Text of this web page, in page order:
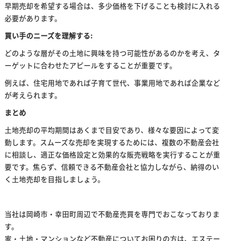
早期売却を希望する場合は、多少価格を下げることも検討に入れる
必要があります。
買い手のニーズを理解する:
どのような層がその土地に興味を持つ可能性があるのかを考え、タ
ーゲットに合わせたアピールをすることが重要です。
例えば、住宅用地であれば子育て世代、事業用地であれば企業など
が考えられます。
まとめ
土地売却の平均期間はあくまで目安であり、様々な要因によって変
動します。スムーズな売却を実現するためには、複数の不動産会社
に相談し、適正な価格設定と効果的な販売戦略を実行することが重
要です。焦らず、信頼できる不動産会社と協力しながら、納得のい
く土地売却を目指しましょう。
当社は岡崎市・幸田町周辺で不動産売買を専門でおこなっておりま
す。
家・土地・マンションなど不動産についてお困りの方は、 エステー